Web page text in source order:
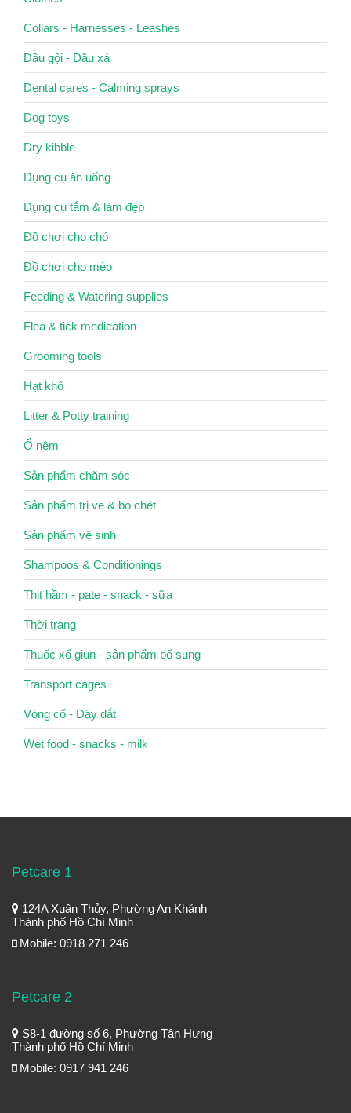
Collars - Harnesses - Leashes
Dầu gội - Dầu xả
Dental cares - Calming sprays
Dog toys
Dry kibble
Dụng cụ ăn uống
Dụng cụ tắm & làm đẹp
Đồ chơi cho chó
Đồ chơi cho mèo
Feeding & Watering supplies
Flea & tick medication
Grooming tools
Hạt khô
Litter & Potty training
Ổ nệm
Sản phẩm chăm sóc
Sản phẩm trị ve & bọ chét
Sản phẩm vệ sinh
Shampoos & Conditionings
Thịt hầm - pate - snack - sữa
Thời trang
Thuốc xổ giun - sản phẩm bổ sung
Transport cages
Vòng cổ - Dây dắt
Wet food - snacks - milk
Petcare 1
124A Xuân Thủy, Phường An Khánh
Thành phố Hồ Chí Minh
Mobile: 0918 271 246
Petcare 2
S8-1 đường số 6, Phường Tân Hưng
Thành phố Hồ Chí Minh
Mobile: 0917 941 246